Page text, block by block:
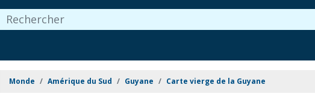
Monde Amérique du Sud Guyane Carte vierge de la Guyane